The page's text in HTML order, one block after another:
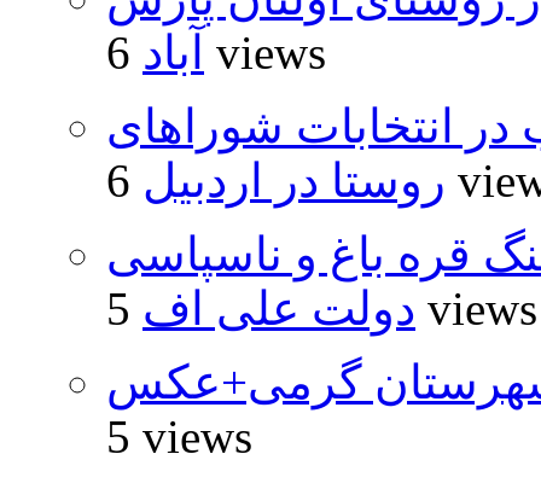
آباد 6 views
۵۰۰۰ داوطلب در انتخابات شوراهای
روستا در اردبیل 6
قره باغ و ناسپاسی
دولت علی اف 5 views
گرمی+عکس
5 views